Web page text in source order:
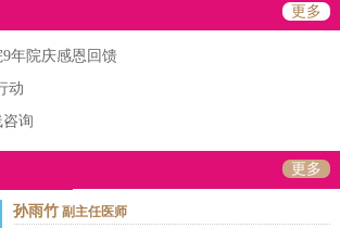
更多
年院庆感恩回馈
动
询
更多
孙雨竹副主任医师